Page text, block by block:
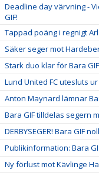
Deadline day värvning -
GIF!
Tappad poäng i regnigt
Säker seger mot
Stark duo klar för Bara
Lund United FC utesluts
Anton Maynard lämnar
Bara GIF tilldelas segern
DERBYSEGER! Bara GIF
Publikinformation: Bara
Ny förlust mot Kävlinge